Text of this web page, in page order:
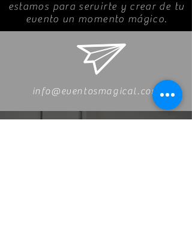
estamos para servirte y crear de tu
evento un momento mágico.
info@eventosmagical.com